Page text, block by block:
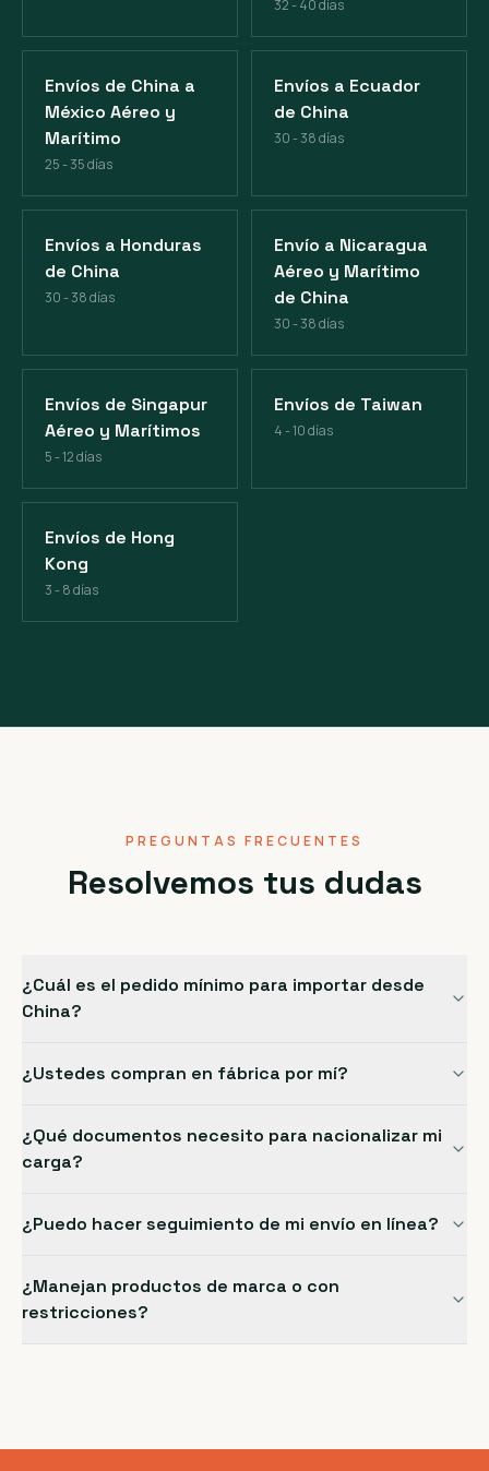
32 - 40 días
Envíos de China a
México Aéreo y
Marítimo
25 - 35 días
Envíos a Ecuador
de China
30 - 38 días
Envíos a Honduras
de China
30 - 38 días
Envío a Nicaragua
Aéreo y Marítimo
de China
30 - 38 días
Envíos de Singapur
Aéreo y Marítimos
5 - 12 días
Envíos de Taiwan
4 - 10 días
Envíos de Hong
Kong
3 - 8 días
PREGUNTAS FRECUENTES
Resolvemos tus dudas
¿Cuál es el pedido mínimo para importar desde
China?
¿Ustedes compran en fábrica por mí?
¿Qué documentos necesito para nacionalizar mi
carga?
¿Puedo hacer seguimiento de mi envío en línea?
¿Manejan productos de marca o con
restricciones?